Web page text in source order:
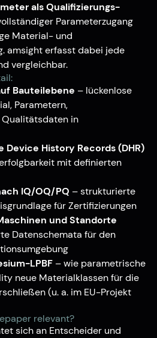
als Qualifizierungs-
Parameterzugang
Material- und
amsight erfasst dabei jede
vergleichbar.
Bauteilebene – lückenlose
Parametern,
in
Device History Records (DHR)
mit definierten
IQ/OQ/PQ – strukturierte
für Zertifizierungen
und Standorte
Datenschemata für den
LPBF – wie parametrische
neue Materialklassen für die
(u. a. im EU-Projekt
relevant?
sich an Entscheider und